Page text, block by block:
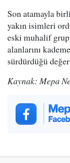
Son atamayla
yakın isimleri
eski muhalif grup
alanlarını
sürdürdüğü
Kaynak: Mepa